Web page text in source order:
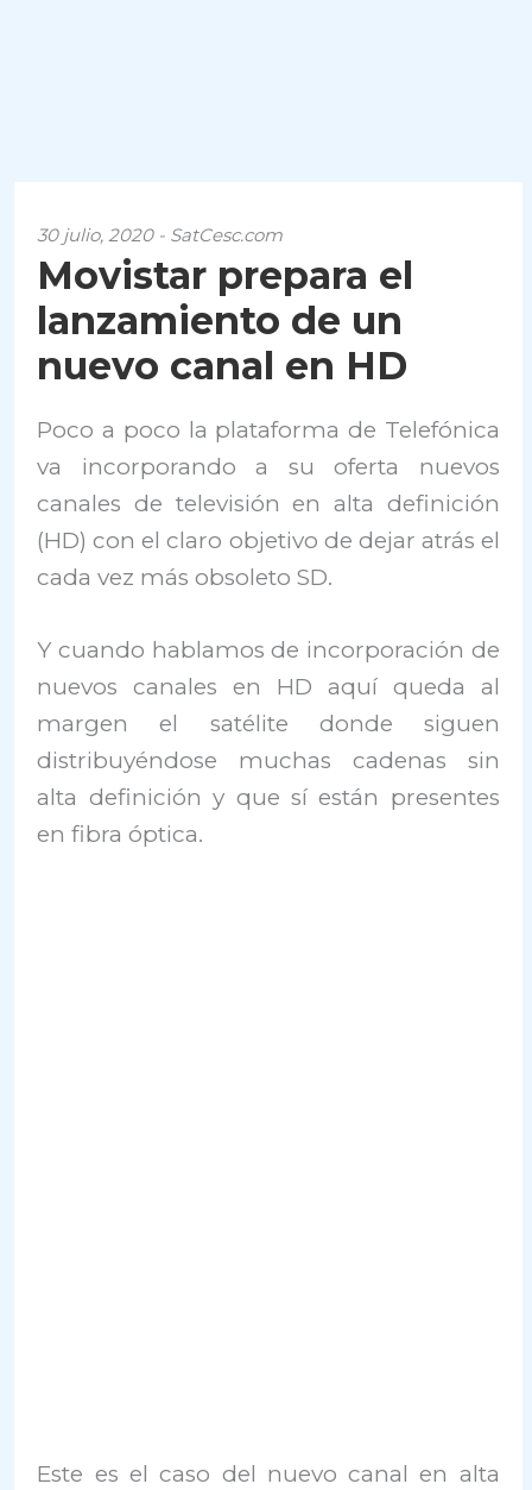
30 julio, 2020 - SatCesc.com
Movistar prepara el
lanzamiento de un
nuevo canal en HD
Poco a poco la plataforma de Telefónica
va incorporando a su oferta nuevos
canales de televisión en alta definición
(HD) con el claro objetivo de dejar atrás el
cada vez más obsoleto SD.
Y cuando hablamos de incorporación de
nuevos canales en HD aquí queda al
margen el satélite donde siguen
distribuyéndose muchas cadenas sin
alta definición y que sí están presentes
en fibra óptica.
Este es el caso del nuevo canal en alta